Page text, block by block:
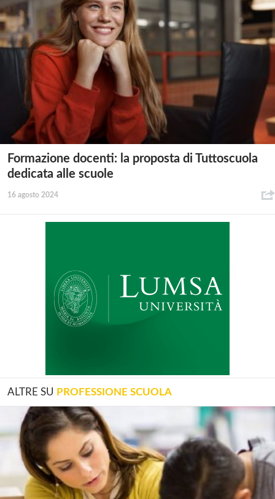
Formazione docenti: la proposta di Tuttoscuola
dedicata alle scuole
16 agosto 2024
ALTRE SU PROFESSIONE SCUOLA